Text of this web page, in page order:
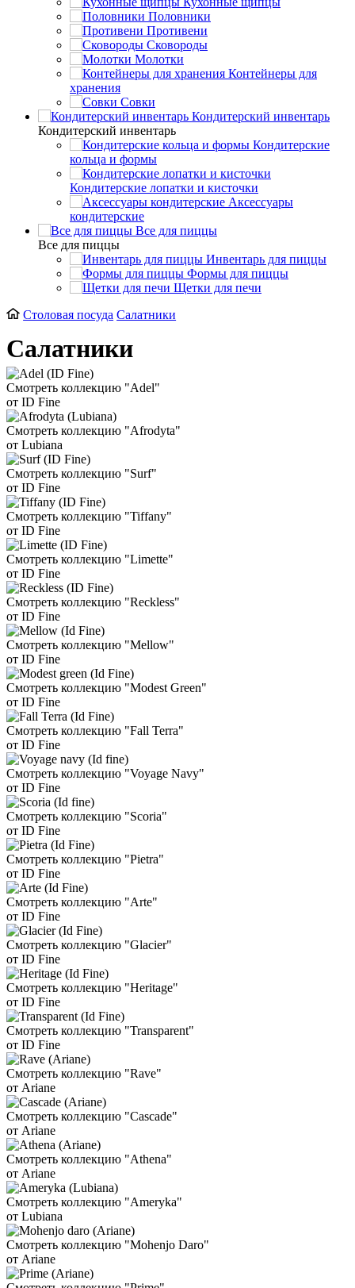
Половники
Противени
Сковороды
Молотки
Контейнеры для
хранения
Совки
Кондитерский инвентарь
Кондитерский инвентарь
Кондитерские
кольца и формы
Кондитерские лопатки и кисточки
Аксессуары
кондитерские
Все для пиццы
Все для пиццы
Инвентарь для пиццы
Формы для пиццы
Щетки для печи
Столовая посуда Салатники
Салатники
Смотреть коллекцию "Adel"
от ID Fine
Смотреть коллекцию "Afrodyta"
от Lubiana
Смотреть коллекцию "Surf"
от ID Fine
Смотреть коллекцию "Tiffany"
от ID Fine
Смотреть коллекцию "Limette"
от ID Fine
Смотреть коллекцию "Reckless"
от ID Fine
Смотреть коллекцию "Mellow"
от ID Fine
Смотреть коллекцию "Modest Green"
от ID Fine
Смотреть коллекцию "Fall Terra"
от ID Fine
Смотреть коллекцию "Voyage Navy"
от ID Fine
Смотреть коллекцию "Scoria"
от ID Fine
Смотреть коллекцию "Pietra"
от ID Fine
Смотреть коллекцию "Arte"
от ID Fine
Смотреть коллекцию "Glacier"
от ID Fine
Смотреть коллекцию "Heritage"
от ID Fine
Смотреть коллекцию "Transparent"
от ID Fine
Смотреть коллекцию "Rave"
от Ariane
Смотреть коллекцию "Cascade"
от Ariane
Смотреть коллекцию "Athena"
от Ariane
Смотреть коллекцию "Ameryka"
от Lubiana
Смотреть коллекцию "Mohenjo Daro"
от Ariane